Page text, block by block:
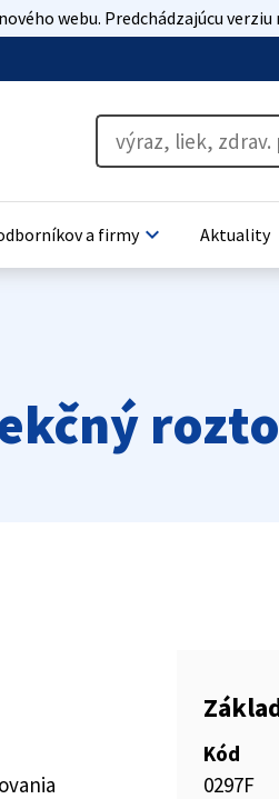
webu. Predchádzajúcu verziu
a firmykeyboard_arrow_down Aktuality
Kód
0297F